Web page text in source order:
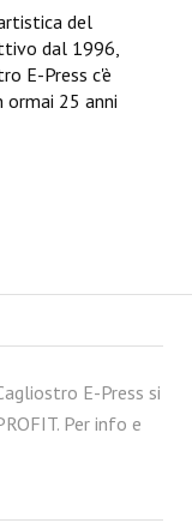
del
dal 1996,
E-Press c'è
25 anni
E-Press si
Per info e